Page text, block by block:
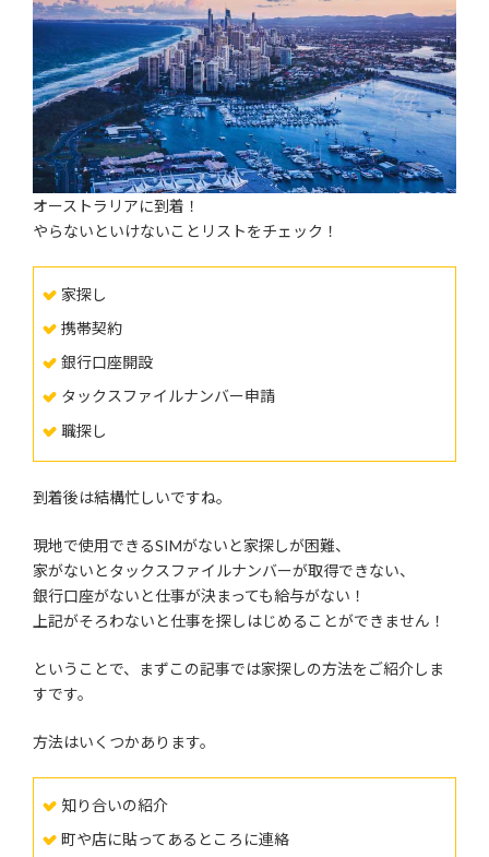
オーストラリアに到着！
やらないといけないことリストをチェック！
家探し
携帯契約
銀行口座開設
タックスファイルナンバー申請
職探し
到着後は結構忙しいですね。
現地で使用できるSIMがないと家探しが困難、
家がないとタックスファイルナンバーが取得できない、
銀行口座がないと仕事が決まっても給与がない！
上記がそろわないと仕事を探しはじめることができません！
ということで、まずこの記事では家探しの方法をご紹介しま
すです。
方法はいくつかあります。
知り合いの紹介
町や店に貼ってあるところに連絡